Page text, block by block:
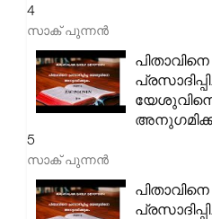
4
സാക് പുന്നൻ
പിതാവിനെ
5
സാക് പുന്നൻ
പിതാവിനെ